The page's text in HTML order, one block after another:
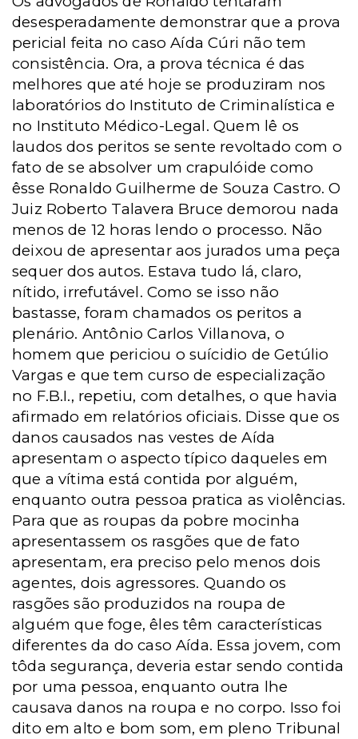
desesperadamente demonstrar que a prova
pericial feita no caso Aída Cúri não tem
consistência. Ora, a prova técnica é das
melhores que até hoje se produziram nos
laboratórios do Instituto de Criminalística e
no Instituto Médico-Legal. Quem lê os
laudos dos peritos se sente revoltado com o
fato de se absolver um crapulóide como
êsse Ronaldo Guilherme de Souza Castro. O
Juiz Roberto Talavera Bruce demorou nada
menos de 12 horas lendo o processo. Não
deixou de apresentar aos jurados uma peça
sequer dos autos. Estava tudo lá, claro,
nítido, irrefutável. Como se isso não
bastasse, foram chamados os peritos a
plenário. Antônio Carlos Villanova, o
homem que periciou o suícidio de Getúlio
Vargas e que tem curso de especialização
no F.B.I., repetiu, com detalhes, o que havia
afirmado em relatórios oficiais. Disse que os
danos causados nas vestes de Aída
apresentam o aspecto típico daqueles em
que a vítima está contida por alguém,
enquanto outra pessoa pratica as violências.
Para que as roupas da pobre mocinha
apresentassem os rasgões que de fato
apresentam, era preciso pelo menos dois
agentes, dois agressores. Quando os
rasgões são produzidos na roupa de
alguém que foge, êles têm características
diferentes da do caso Aída. Essa jovem, com
tôda segurança, deveria estar sendo contida
por uma pessoa, enquanto outra lhe
causava danos na roupa e no corpo. Isso foi
dito em alto e bom som,em pleno Tribunal